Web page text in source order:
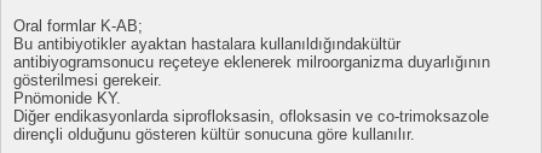
Oral formlar K-AB;
Bu antibiyotikler ayaktan hastalara kullanıldığındakültür
antibiyogramsonucu reçeteye eklenerek milroorganizma duyarlığının
gösterilmesi gerekeir.
Pnömonide KY.
Diğer endikasyonlarda siprofloksasin, ofloksasin ve co-trimoksazole
dirençli olduğunu gösteren kültür sonucuna göre kullanılır.